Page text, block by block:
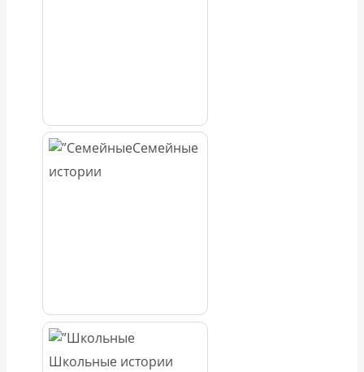
Семейные
истории
Школьные истории